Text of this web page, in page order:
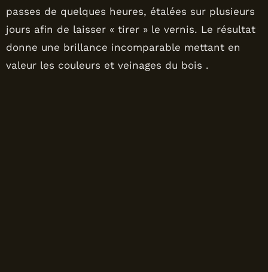
passes de quelques heures, étalées sur plusieurs
jours afin de laisser « tirer » le vernis. Le résultat
donne une brillance incomparable mettant en
valeur les couleurs et veinages du bois .